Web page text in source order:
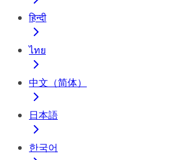
हिन्दी
ไทย
中文（简体）
日本語
한국어